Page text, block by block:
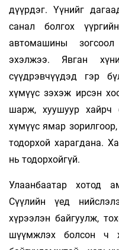
дүүрдэг. Үүнийг
санал болгох
автомашины
эхэлжээ. Явган
сүүдрэвчүүдэд гэр
хүмүүс зэхэж ирсэн
шарж, хуушуур хайрч
хүмүүс ямар
тодорхой харагдана.
нь тодорхойгүй.
Улаанбаатар хотод
Сүүлийн үед
хүрээлэн байгуулж,
шүүмжлэх болсон ч